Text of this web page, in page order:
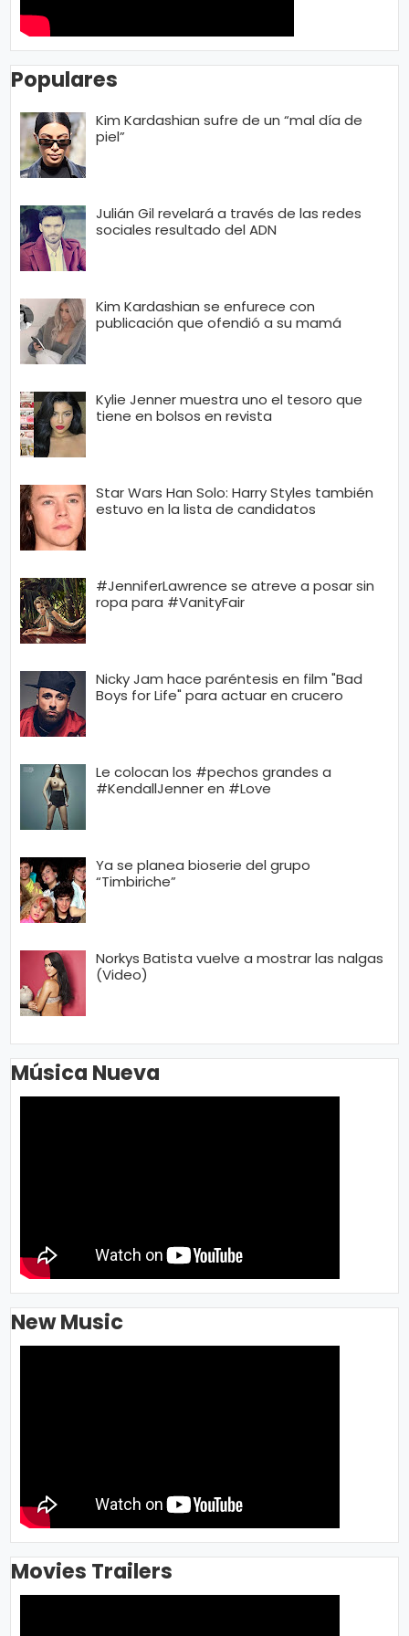
Populares
Kim Kardashian sufre de un “mal día de
piel”
Julián Gil revelará a través de las redes
sociales resultado del ADN
Kim Kardashian se enfurece con
publicación que ofendió a su mamá
Kylie Jenner muestra uno el tesoro que
tiene en bolsos en revista
Star Wars Han Solo: Harry Styles también
estuvo en la lista de candidatos
#JenniferLawrence se atreve a posar sin
ropa para #VanityFair
Nicky Jam hace paréntesis en film "Bad
Boys for Life" para actuar en crucero
Le colocan los #pechos grandes a
#KendallJenner en #Love
Ya se planea bioserie del grupo
“Timbiriche”
Norkys Batista vuelve a mostrar las nalgas
(Video)
Música Nueva
New Music
Movies Trailers